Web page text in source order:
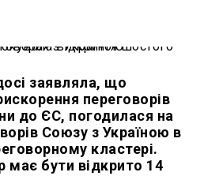
заявляла, що
переговорів
до ЄС, погодилася на
Союзу з Україною в
кластері.
має бути відкрито 14